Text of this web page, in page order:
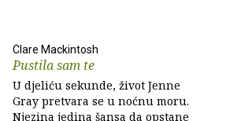
Clare Mackintosh
Pustila sam te
U djeliću sekunde, život Jenne
Gray pretvara se u noćnu moru.
Njezina jedina šansa da opstane